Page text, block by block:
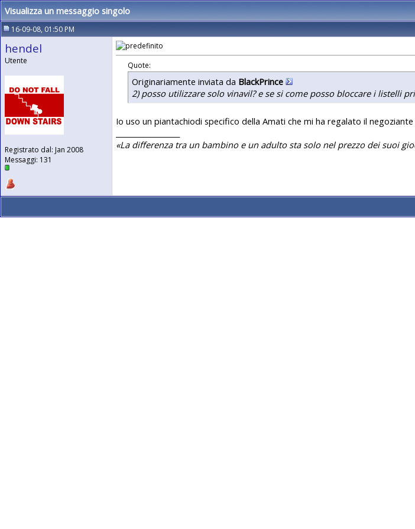
Visualizza un messaggio singolo
16-09-08, 01:50 PM
hendel
Utente
Registrato dal: Jan 2008
Messaggi: 131
Quote:
Originariamente inviata da BlackPrince
2) posso utilizzare solo vinavil? e se si come posso bloccare i listelli
Io uso un piantachiodi specifico della Amati che mi ha regalato il
«La differenza tra un bambino e un adulto sta solo nel prezzo dei suoi